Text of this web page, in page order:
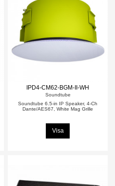
IPD4-CM62-BGM-II-WH
Soundtube
Soundtube 6.5-in IP Speaker, 4-Ch
Dante/AES67, White Mag Grille
Visa